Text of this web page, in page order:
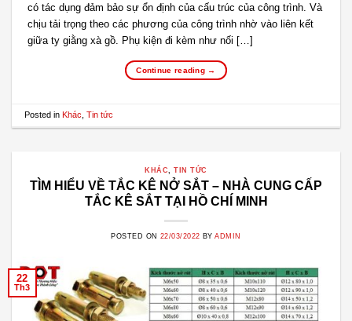
có tác dụng đảm bảo sự ổn định của cấu trúc của công trình. Và
chịu tải trọng theo các phương của công trình nhờ vào liên kết
giữa ty giằng xà gồ. Phụ kiện đi kèm như nối […]
Continue reading →
Posted in Khác Tin tức
KHÁC,TIN TỨC
TÌM HIỂU VỀ TẮC KÊ NỞ SẮT – NHÀ CUNG CẤP
TẮC KÊ SẮT TẠI HỒ CHÍ MINH
POSTED ON 22/03/2022 BYADMIN
22
Th3